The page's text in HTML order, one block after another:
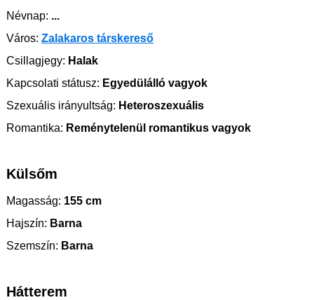
Névnap: ...
Város: Zalakaros társkereső
Csillagjegy: Halak
Kapcsolati státusz: Egyedülálló vagyok
Szexuális irányultság: Heteroszexuális
Romantika: Reménytelenül romantikus vagyok
Külsőm
Magasság: 155 cm
Hajszín: Barna
Szemszín: Barna
Hátterem